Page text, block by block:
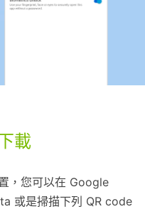
載
，您可以在 Google
或是掃描下列 QR code